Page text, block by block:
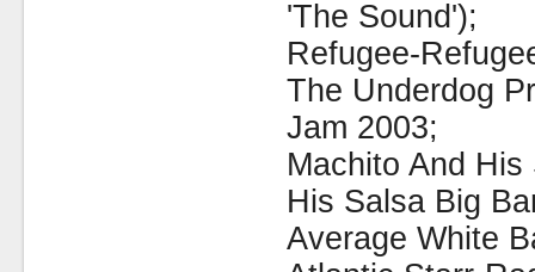
'The Sound');
Refugee-
The Underdog
Jam 2003;
Machito And
His Salsa Big
Average White